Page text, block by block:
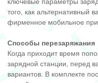
того, как альтернативный
фирменное мобильное
Способы перезаряжания
Когда приходит время
зарядной станции, перед
вариантов. В комплекте